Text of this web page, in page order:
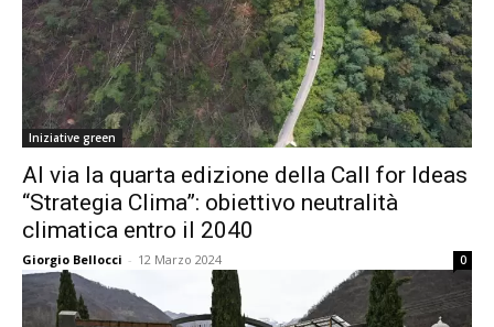
Iniziative green
Al via la quarta edizione della Call for Ideas
“Strategia Clima”: obiettivo neutralità
climatica entro il 2040
Giorgio Bellocci - 12 Marzo 2024 0